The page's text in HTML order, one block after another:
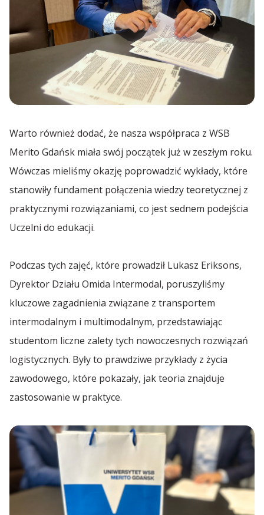
Spedycja Łódź
Spedycja Żerniki
Warto również dodać, że nasza współpraca z WSB
Merito Gdańsk miała swój początek już w zeszłym roku.
Wówczas mieliśmy okazję poprowadzić wykłady, które
stanowiły fundament połączenia wiedzy teoretycznej z
praktycznymi rozwiązaniami, co jest sednem podejścia
Uczelni do edukacji.
Podczas tych zajęć, które prowadził Lukasz Eriksons,
Dyrektor Działu Omida Intermodal, poruszyliśmy
kluczowe zagadnienia związane z transportem
intermodalnym i multimodalnym, przedstawiając
studentom liczne zalety tych nowoczesnych rozwiązań
logistycznych. Były to prawdziwe przykłady z życia
zawodowego, które pokazały, jak teoria znajduje
zastosowanie w praktyce.